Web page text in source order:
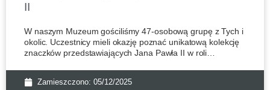
II
W naszym Muzeum gościliśmy 47-osobową grupę z Tych i
okolic. Uczestnicy mieli okazję poznać unikatową kolekcję
znaczków przedstawiających Jana Pawła II w roli
Zamieszczono: 05/12/2025